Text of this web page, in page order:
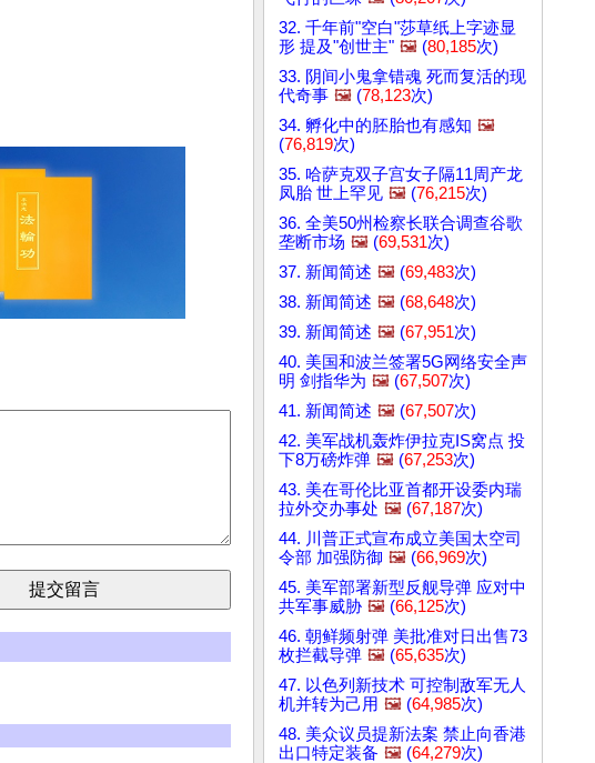
32. 千年前"空白"莎草纸上字迹显
形 提及"创世主" 🖼️ (80,185次)
33. 阴间小鬼拿错魂 死而复活的现
代奇事 🖼️ (78,123次)
34. 孵化中的胚胎也有感知 🖼️
(76,819次)
35. 哈萨克双子宫女子隔11周产龙
凤胎 世上罕见 🖼️ (76,215次)
36. 全美50州检察长联合调查谷歌
垄断市场 🖼️ (69,531次)
37. 新闻简述 🖼️ (69,483次)
38. 新闻简述 🖼️ (68,648次)
39. 新闻简述 🖼️ (67,951次)
40. 美国和波兰签署5G网络安全声
明 剑指华为 🖼️ (67,507次)
41. 新闻简述 🖼️ (67,507次)
42. 美军战机轰炸伊拉克IS窝点 投
下8万磅炸弹 🖼️ (67,253次)
43. 美在哥伦比亚首都开设委内瑞
拉外交办事处 🖼️ (67,187次)
44. 川普正式宣布成立美国太空司
令部 加强防御 🖼️ (66,969次)
45. 美军部署新型反舰导弹 应对中
共军事威胁 🖼️ (66,125次)
46. 朝鲜频射弹 美批准对日出售73
枚拦截导弹 🖼️ (65,635次)
47. 以色列新技术 可控制敌军无人
机并转为己用 🖼️ (64,985次)
48. 美众议员提新法案 禁止向香港
出口特定装备 🖼️ (64,279次)